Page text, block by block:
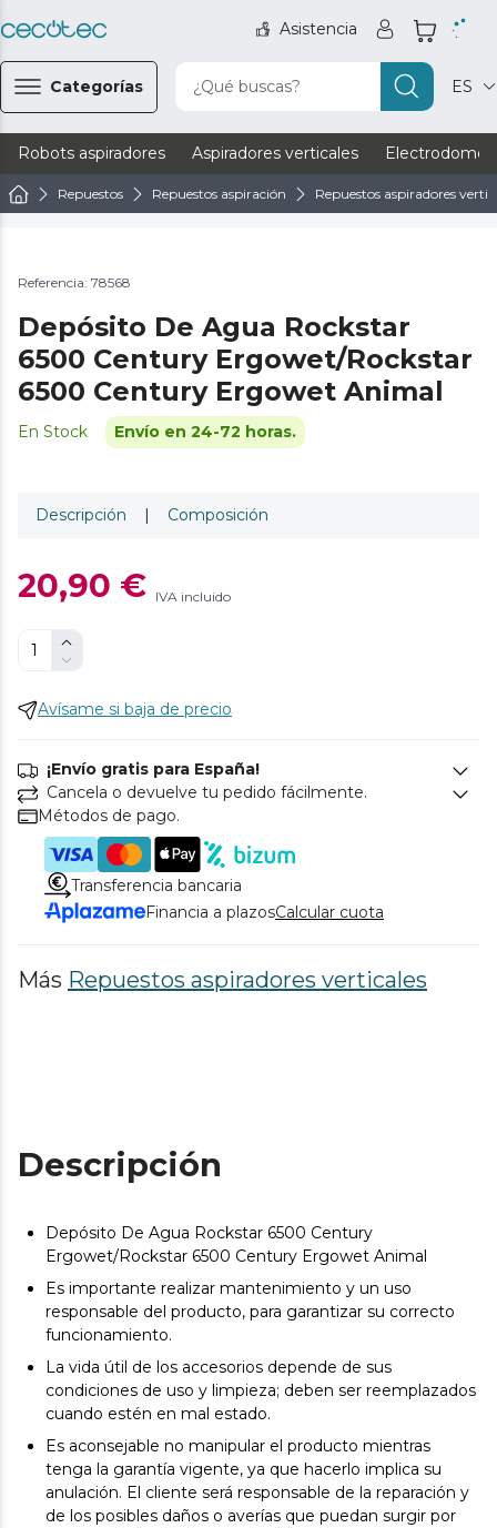
Asistencia
Categorías ¿Qué buscas? ES
Robots aspiradores Aspiradores verticales
Repuestos Repuestos aspiración Repuestos aspiradores
Referencia: 78568
Depósito De Agua Rockstar
6500 Century Ergowet/Rockstar
6500 Century Ergowet Animal
En Stock Envío en 24-72 horas.
Descripción | Composición
20,90 € IVA incluido
Avísame si baja de precio
¡Envío gratis para España!
Cancela o devuelve tu pedido fácilmente.
Métodos de pago.
Transferencia bancaria
Financia a plazosCalcular cuota
Más Repuestos aspiradores verticales
Descripción
Depósito De Agua Rockstar 6500 Century
Ergowet/Rockstar 6500 Century Ergowet Animal
Es importante realizar mantenimiento y un uso
responsable del producto, para garantizar su correcto
funcionamiento.
La vida útil de los accesorios depende de sus
condiciones de uso y limpieza; deben ser reemplazados
cuando estén en mal estado.
Es aconsejable no manipular el producto mientras
tenga la garantía vigente, ya que hacerlo implica su
anulación. El cliente será responsable de la reparación y
de los posibles daños o averías que puedan surgir por